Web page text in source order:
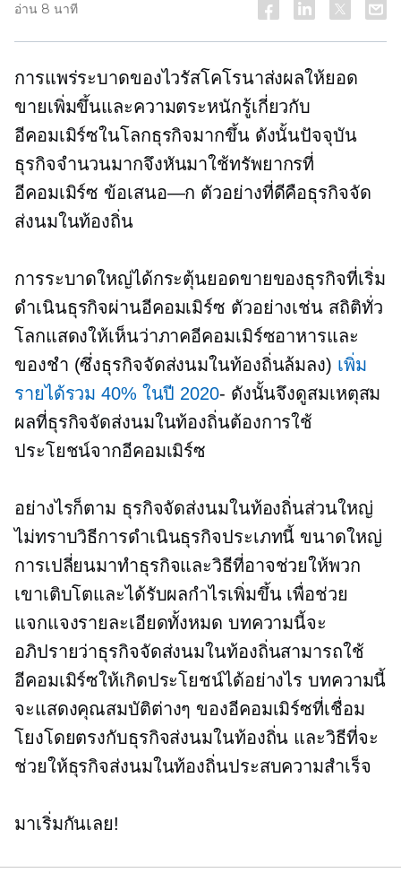
อ่าน 8 นาที
การแพร่ระบาดของไวรัสโคโรนาส่งผลให้ยอด
ขายเพิ่มขึ้นและความตระหนักรู้เกี่ยวกับ
อีคอมเมิร์ซในโลกธุรกิจมากขึ้น ดังนั้นปัจจุบัน
ธุรกิจจำนวนมากจึงหันมาใช้ทรัพยากรที่
อีคอมเมิร์ซ ข้อเสนอ—ก ตัวอย่างที่ดีคือธุรกิจจัด
ส่งนมในท้องถิ่น
การระบาดใหญ่ได้กระตุ้นยอดขายของธุรกิจที่เริ่ม
ดำเนินธุรกิจผ่านอีคอมเมิร์ซ ตัวอย่างเช่น สถิติทั่ว
โลกแสดงให้เห็นว่าภาคอีคอมเมิร์ซอาหารและ
ของชำ (ซึ่งธุรกิจจัดส่งนมในท้องถิ่นล้มลง) เพิ่ม
รายได้รวม 40% ในปี 2020- ดังนั้นจึงดูสมเหตุสม
ผลที่ธุรกิจจัดส่งนมในท้องถิ่นต้องการใช้
ประโยชน์จากอีคอมเมิร์ซ
อย่างไรก็ตาม ธุรกิจจัดส่งนมในท้องถิ่นส่วนใหญ่
ไม่ทราบวิธีการดำเนินธุรกิจประเภทนี้ ขนาดใหญ่
การเปลี่ยนมาทำธุรกิจและวิธีที่อาจช่วยให้พวก
เขาเติบโตและได้รับผลกำไรเพิ่มขึ้น เพื่อช่วย
แจกแจงรายละเอียดทั้งหมด บทความนี้จะ
อภิปรายว่าธุรกิจจัดส่งนมในท้องถิ่นสามารถใช้
อีคอมเมิร์ซให้เกิดประโยชน์ได้อย่างไร บทความนี้
จะแสดงคุณสมบัติต่างๆ ของอีคอมเมิร์ซที่เชื่อม
โยงโดยตรงกับธุรกิจส่งนมในท้องถิ่น และวิธีที่จะ
ช่วยให้ธุรกิจส่งนมในท้องถิ่นประสบความสำเร็จ
มาเริ่มกันเลย!